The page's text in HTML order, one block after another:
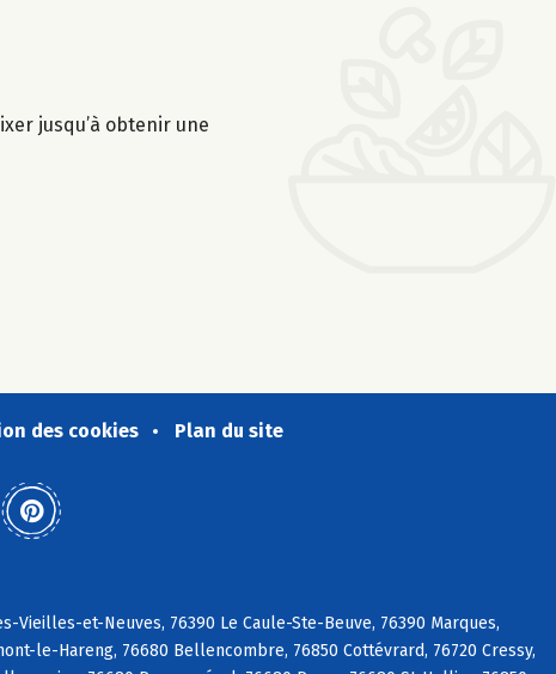
jusqu’à obtenir une
des cookies Plan du site
Vieilles-et-Neuves, 76390 Le Caule-Ste-Beuve, 76390 Marques,
le-Hareng, 76680 Bellencombre, 76850 Cottévrard, 76720 Cressy,